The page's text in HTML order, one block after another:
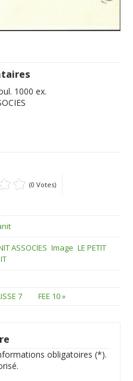
1000 ex.
(0 Votes)
ASSOCIES Image LE PETIT
7 FEE 10 »
obligatoires (*).